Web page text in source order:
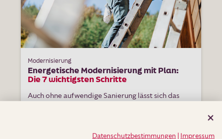
Datenschutzbestimmungen | Impressum
Modernisierung
Energetische Modernisierung mit Plan:
Die 7 wichtigsten Schritte
Auch ohne aufwendige Sanierung lässt sich das